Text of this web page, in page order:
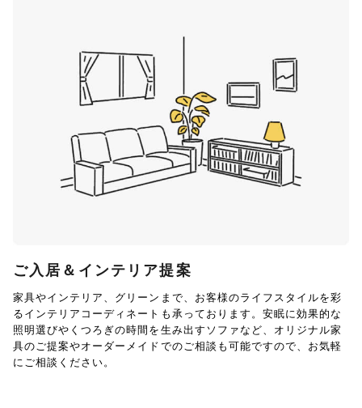
ご入居＆インテリア提案
家具やインテリア、グリーンまで、お客様のライフスタイルを彩
るインテリアコーディネートも承っております。安眠に効果的な
照明選びやくつろぎの時間を生み出すソファなど、オリジナル家
具のご提案やオーダーメイドでのご相談も可能ですので、お気軽
にご相談ください。